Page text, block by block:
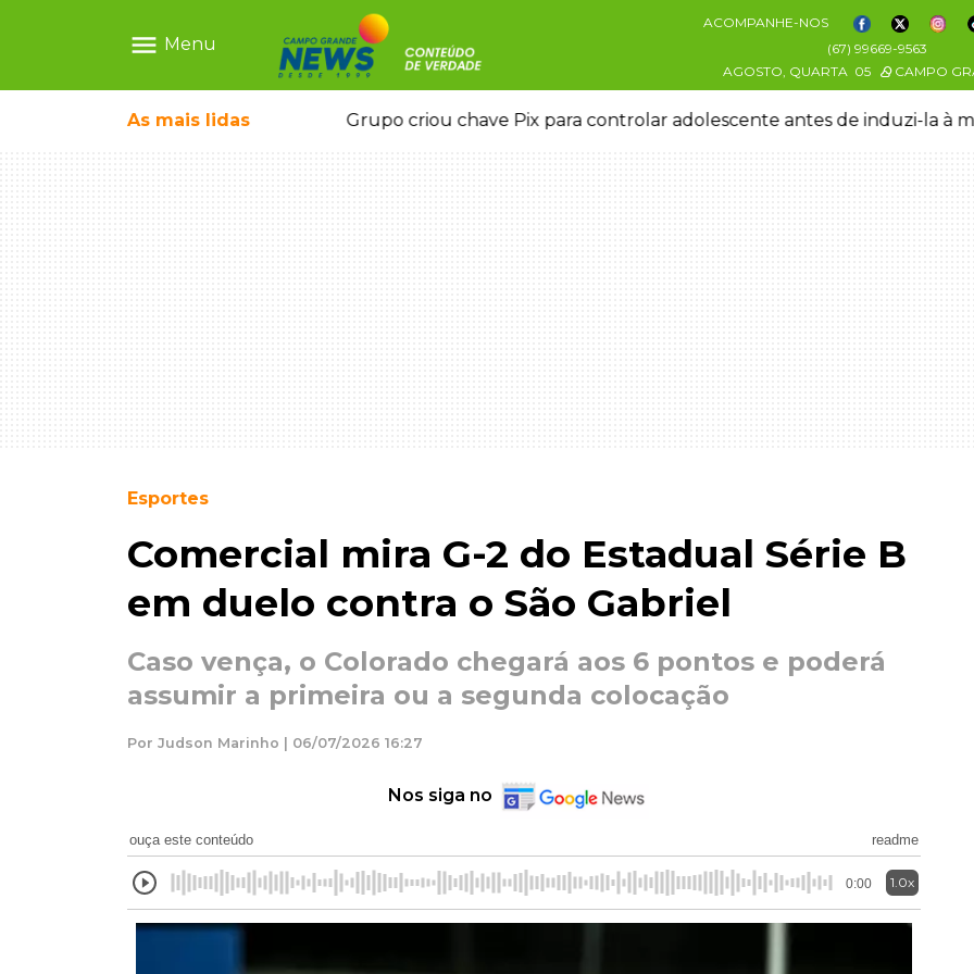
menu Menu
ACOMPANHE-NOS
(67) 99669-9563
AGOSTO, QUARTA 05 CAMPO
As mais lidas
deixou 4 mortos e 8 feridos Grupo criou chave Pix para controlar adolescente antes de induzi-la à
Esportes
Comercial mira G-2 do Estadual Série B
em duelo contra o São Gabriel
Caso vença, o Colorado chegará aos 6 pontos e poderá
assumir a primeira ou a segunda colocação
Por Judson Marinho | 06/07/2026 16:27
Nos siga no
ouça este conteúdo readme
0:00 1.0x